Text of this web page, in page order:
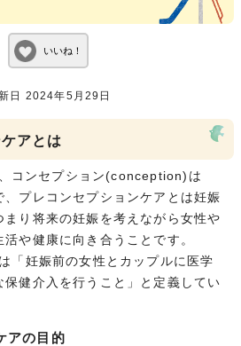
いいね！
日 2024年5月29日
アとは
コンセプション(conception)は
、プレコンセプションケアとは妊娠
り将来の妊娠を考えながら女性や
や健康に向き合うことです。
「妊娠前の女性とカップルに医学
保健介入を行うこと」と定義してい
アの目的